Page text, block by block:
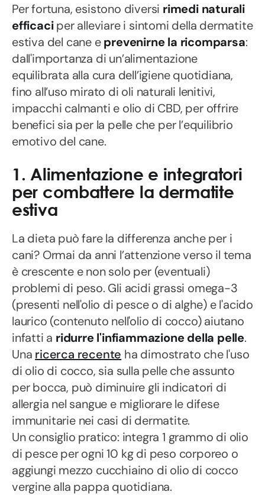
Per fortuna, esistono diversi rimedi naturali
efficaciper alleviare i sintomi della dermatite
estiva del cane eprevenirne la ricomparsa:
dall'importanza di un’alimentazione
equilibrata alla cura dell’igiene quotidiana,
fino all’uso mirato di oli naturali lenitivi,
impacchi calmanti e olio di CBD, per offrire
benefici sia per la pelle che per l’equilibrio
emotivo del cane.
1. Alimentazione e integratori
per combattere la dermatite
estiva
La dieta può fare la differenza anche per i
cani? Ormai da anni l’attenzione verso il tema
è crescente e non solo per (eventuali)
problemi di peso. Gli acidi grassi omega-3
(presenti nell'olio di pesce o di alghe) e l'acido
laurico (contenuto nell'olio di cocco) aiutano
infatti a ridurre l'infiammazione della pelle.
Una ricerca recente ha dimostrato che l'uso
di olio di cocco, sia sulla pelle che assunto
per bocca, può diminuire gli indicatori di
allergia nel sangue e migliorare le difese
immunitarie nei casi di dermatite.
Un consiglio pratico: integra 1 grammo di olio
di pesce per ogni 10 kg di peso corporeo o
aggiungi mezzo cucchiaino di olio di cocco
vergine alla pappa quotidiana.